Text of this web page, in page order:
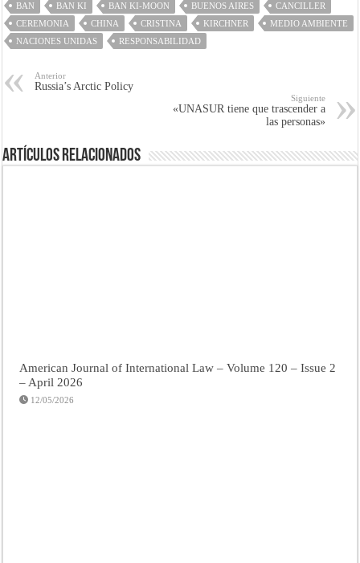
BAN BAN KI BAN KI-MOON BUENOS AIRES
CANCILLER
CEREMONIA
CHINA CRISTINA KIRCHNER
MEDIO AMBIENTE
NACIONES UNIDAS
RESPONSABILIDAD
Anterior
Russia’s Arctic Policy
Siguiente
«UNASUR tiene que trascender a
las personas»
Artículos Relacionados
American Journal of International Law – Volume 120 – Issue 2
– April 2026
12/05/2026